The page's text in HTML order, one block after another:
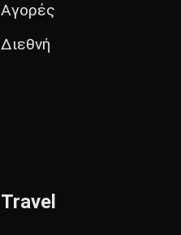
Αγορές
Διεθνή
Travel